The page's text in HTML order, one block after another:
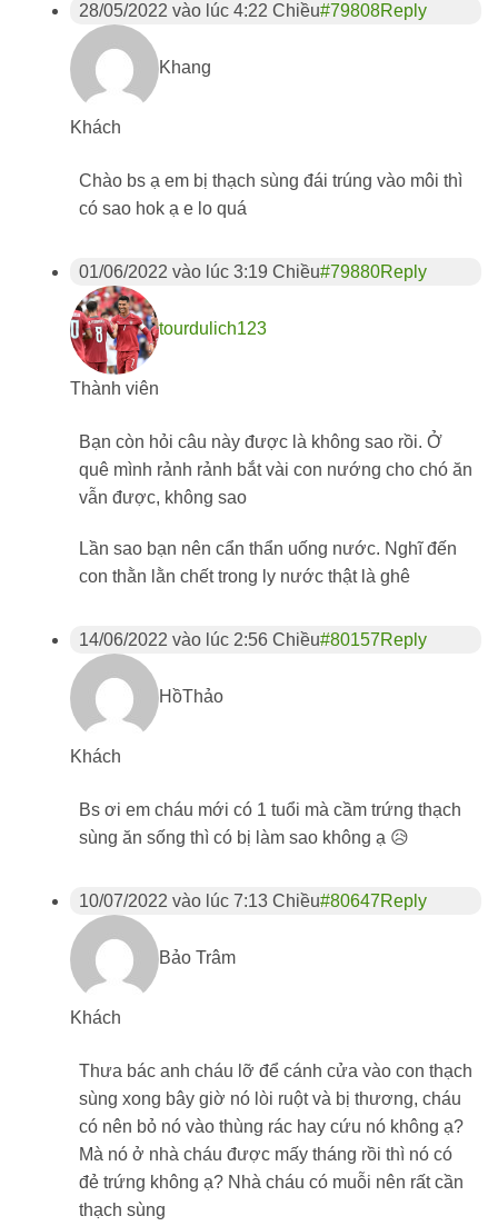
28/05/2022 vào lúc 4:22 Chiều#79808Reply
Khang
Khách
Chào bs ạ em bị thạch sùng đái trúng vào môi thì
có sao hok ạ e lo quá
01/06/2022 vào lúc 3:19 Chiều#79880Reply
tourdulich123
Thành viên
Bạn còn hỏi câu này được là không sao rồi. Ở
quê mình rảnh rảnh bắt vài con nướng cho chó ăn
vẫn được, không sao
Lần sao bạn nên cẩn thẩn uống nước. Nghĩ đến
con thằn lằn chết trong ly nước thật là ghê
14/06/2022 vào lúc 2:56 Chiều#80157Reply
HồThảo
Khách
Bs ơi em cháu mới có 1 tuổi mà cầm trứng thạch
sùng ăn sống thì có bị làm sao không ạ 😥
10/07/2022 vào lúc 7:13 Chiều#80647Reply
Bảo Trâm
Khách
Thưa bác anh cháu lỡ để cánh cửa vào con thạch
sùng xong bây giờ nó lòi ruột và bị thương, cháu
có nên bỏ nó vào thùng rác hay cứu nó không ạ?
Mà nó ở nhà cháu được mấy tháng rồi thì nó có
đẻ trứng không ạ? Nhà cháu có muỗi nên rất cần
thạch sùng